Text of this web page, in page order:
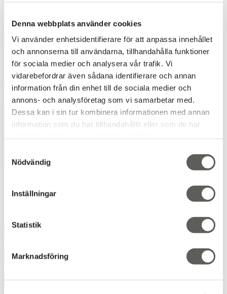
Denna webbplats använder cookies
Vi använder enhetsidentifierare för att anpassa innehållet
och annonserna till användarna, tillhandahålla funktioner
för sociala medier och analysera vår trafik. Vi
vidarebefordrar även sådana identifierare och annan
information från din enhet till de sociala medier och
annons- och analysföretag som vi samarbetar med.
Dessa kan i sin tur kombinera informationen med annan
information som du har tillhandahållit eller som de har
Nödvändig
Inställningar
Statistik
Marknadsföring
MINT 3121